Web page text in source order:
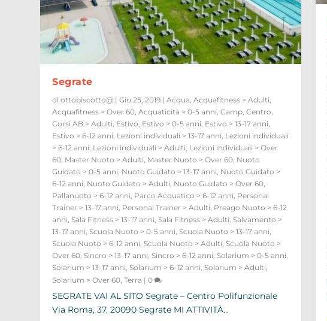
Segrate
diottobiscotto@ |Giu 25, 2019 |Acqua,Acquafitness > Adulti,
Acquafitness > Over 60,Acquaticità > 0-5 anni,Camp,Centro,
Corsi AB > Adulti, Estivo, Estivo > 0-5 anni, Estivo > 13-17 anni,
Estivo > 6-12 anni, Lezioni individuali > 13-17 anni, Lezioni individuali
> 6-12 anni, Lezioni individuali > Adulti, Lezioni individuali > Over
60, Master Nuoto > Adulti, Master Nuoto > Over 60, Nuoto
Guidato > 0-5 anni, Nuoto Guidato > 13-17 anni, Nuoto Guidato >
6-12 anni, Nuoto Guidato > Adulti, Nuoto Guidato > Over 60,
Pallanuoto > 6-12 anni, Parco Acquatico > 6-12 anni, Personal
Trainer > 13-17 anni, Personal Trainer > Adulti, Preago Nuoto > 6-12
anni,Sala Fitness > 13-17 anni,Sala Fitness > Adulti,Salvamento >
13-17 anni,Scuola Nuoto > 0-5 anni,Scuola Nuoto > 13-17 anni,
Scuola Nuoto > 6-12 anni,Scuola Nuoto > Adulti,Scuola Nuoto >
Over 60,Sincro > 13-17 anni,Sincro > 6-12 anni,Solarium > 0-5 anni,
Solarium > 13-17 anni,Solarium > 6-12 anni,Solarium > Adulti,
Solarium > Over 60,Terra |0
SEGRATE VAI AL SITO Segrate – Centro Polifunzionale
Via Roma, 37, 20090 Segrate MI ATTIVITÀ...